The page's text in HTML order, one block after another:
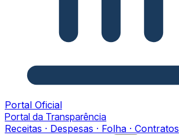
Portal Oficial
Portal da Transparência
Receitas · Despesas · Folha · Contratos